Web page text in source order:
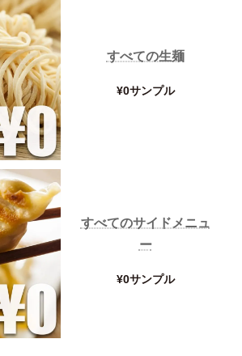
すべての生麺
¥0サンプル
すべてのサイドメニュ
ー
¥0サンプル